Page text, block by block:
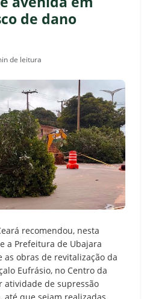
de dano
de leitura
recomendou, nesta
a Prefeitura de Ubajara
obras de revitalização da
Eufrásio, no Centro da
atividade de supressão
até que sejam realizadas